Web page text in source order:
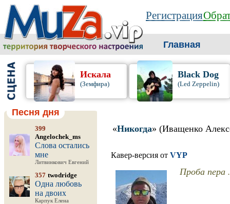
Регистрация
Главная
Искала
(Земфира)
Black Dog
(Led Zeppelin)
Песня дня
399
Angelochek_ms
Слова остались
мне
Литвинкович Евгений
357 twodridge
Одна любовь
на двоих
Карпук Елена
«Никогда» (Иващенко
Кавер-версия от VYP
Проба пера